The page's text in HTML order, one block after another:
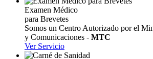
Examen Médico
para Brevetes
Somos un Centro Autorizado por el
y Comunicaciones - MTC
Ver Servicio